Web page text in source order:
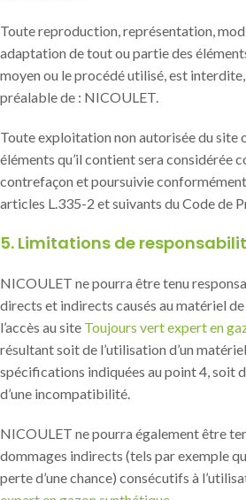
Toute reproduction, représentation,
adaptation de tout ou partie des
moyen ou le procédé utilisé, est
préalable de : NICOULET.
Toute exploitation non autorisée du site
éléments qu’il contient sera considérée
contrefaçon et poursuivie
articles L.335-2 et suivants du Code de
5. Limitations de
NICOULET ne pourra être tenu
directs et indirects causés au matériel
l’accès au site Toujours vert expert en
résultant soit de l’utilisation d’un
spécifications indiquées au point 4, soit
d’une incompatibilité.
NICOULET ne pourra également être
dommages indirects (tels par exemple
perte d’une chance) consécutifs à